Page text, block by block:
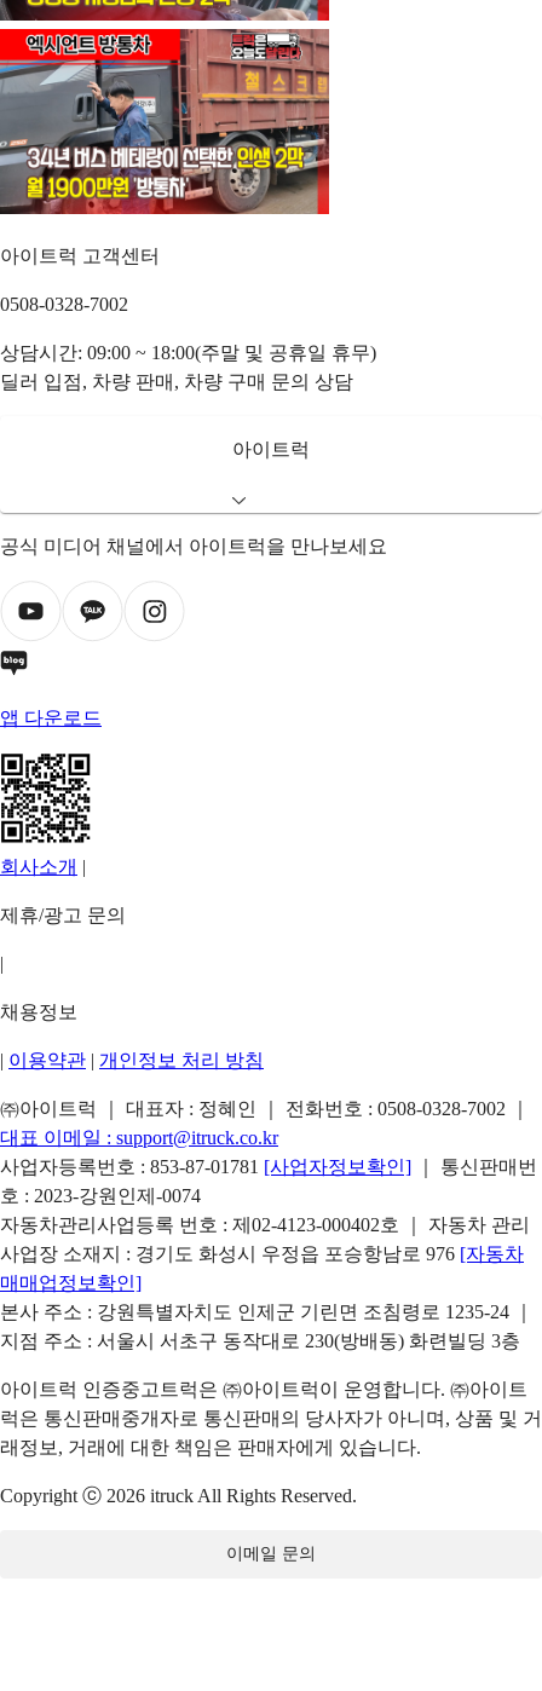
아이트럭 고객센터
0508-0328-7002
상담시간: 09:00 ~ 18:00(주말 및 공휴일 휴무)
딜러 입점, 차량 판매, 차량 구매 문의 상담
아이트럭
공식 미디어 채널에서 아이트럭을 만나보세요
앱 다운로드
회사소개 |
제휴/광고 문의
|
채용정보
| 이용약관 | 개인정보 처리 방침
㈜아이트럭 ｜ 대표자 : 정혜인 ｜ 전화번호 : 0508-0328-7002
대표 이메일 : support@itruck.co.kr
사업자등록번호 : 853-87-01781 [사업자정보확인]
｜ 통신판매번
호 : 2023-강원인제-0074
자동차관리사업등록 번호 : 제02-4123-000402호 ｜ 자동차 관리
사업장 소재지 : 경기도 화성시 우정읍 포승항남로 976 [자동차
매매업정보확인]
본사 주소 : 강원특별자치도 인제군 기린면 조침령로 1235-24 ｜
지점 주소 : 서울시 서초구 동작대로 230(방배동) 화련빌딩 3층
아이트럭 인증중고트럭은 ㈜아이트럭이 운영합니다. ㈜아이트
럭은 통신판매중개자로 통신판매의 당사자가 아니며, 상품 및 거
래정보, 거래에 대한 책임은 판매자에게 있습니다.
Copyright ⓒ 2026 itruck All Rights Reserved.
이메일 문의